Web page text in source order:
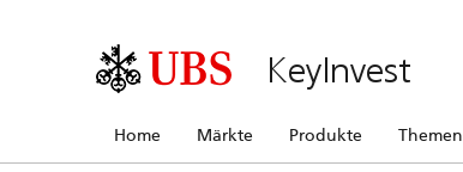
KeyInvest
Home Märkte Produkte Themen